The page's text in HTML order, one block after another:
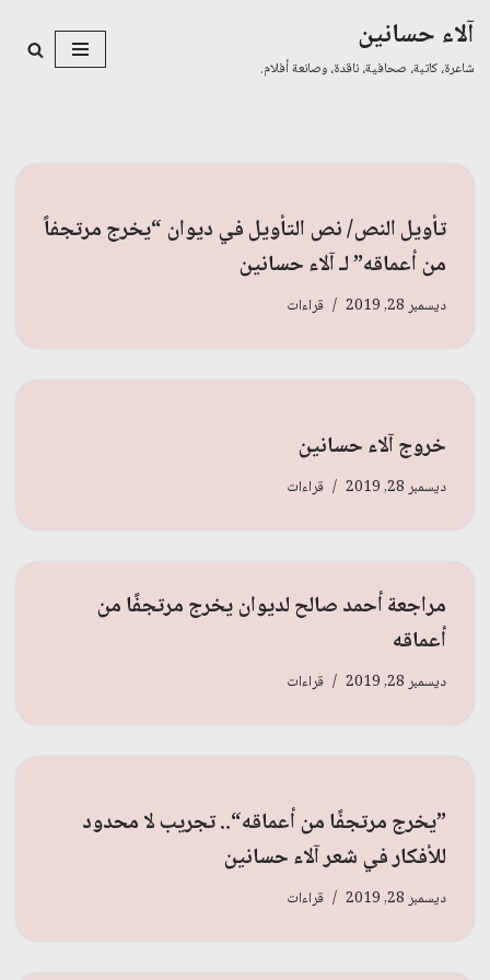
تخطى
آلاء حسانين
شاعرة، كاتبة، صحافية، ناقدة، وصانعة أفلام.
تأويل النص/ نص التأويل في ديوان “يخرج مرتجفاً
من أعماقه” لـ آلاء حسانين
ديسمبر 28, 2019 قراءات
خروج آلاء حسانين
ديسمبر 28, 2019 قراءات
مراجعة أحمد صالح لديوان يخرج مرتجفًا من
أعماقه
ديسمبر 28, 2019 قراءات
”يخرج مرتجفًا من أعماقه“.. تجريب لا محدود
للأفكار في شعر آلاء حسانين
ديسمبر 28, 2019 قراءات